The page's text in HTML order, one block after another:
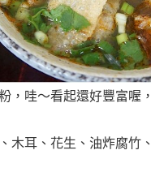
，哇～看起還好豐富喔，
木耳、花生、油炸腐竹